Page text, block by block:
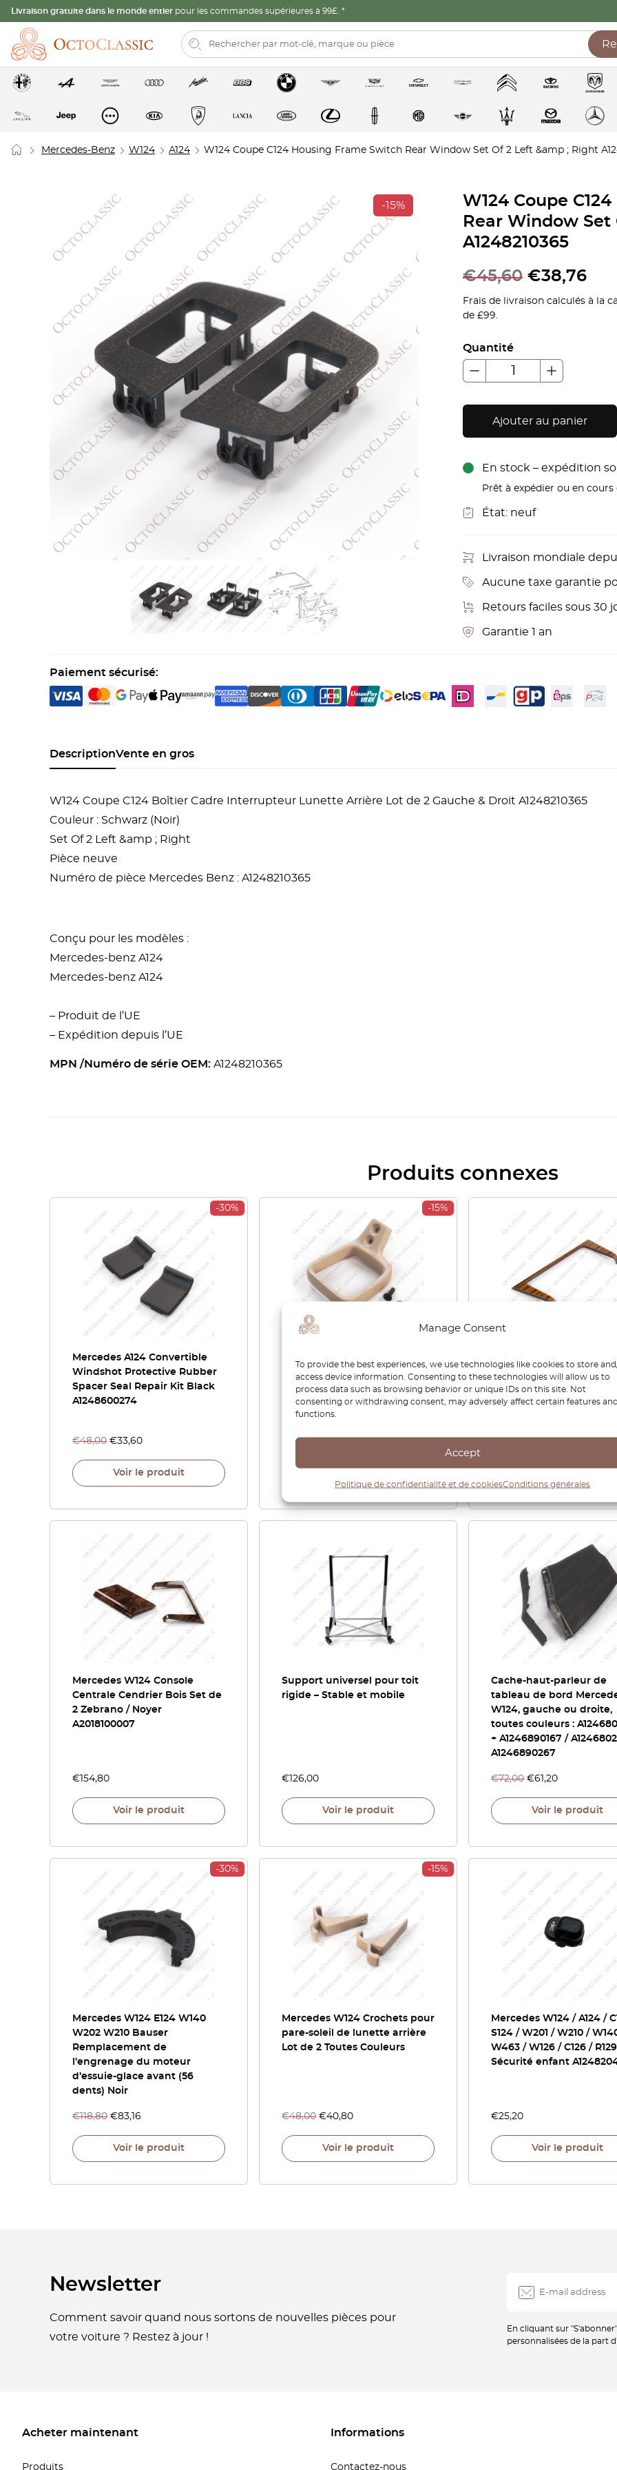
Manage Consent
To provide the best experiences, we use technologies like cookies to store
access device information. Consenting to these technologies will allow us to
process data such as browsing behavior or unique IDs on this site. Not
consenting or withdrawing consent, may adversely affect certain features
functions.
Accept
Politique de confidentialité et de cookiesConditions générales
Livraison gratuite dans le monde entier pour les commandes supérieures à 99£. *
Mercedes-Benz W124 A124 W124 Coupe C124 Housing Frame Switch Rear Window Set Of 2 Left &amp ; Right
-15%
W124 Coupe
Rear Window
A1248210365
€45,60 €38,76
Frais de livraison calculés à la
de £99.
Quantité
Ajouter au panier
En stock – expédition
Prêt à expédier ou en
État: neuf
Livraison mondiale
Aucune taxe garantie
Retours faciles sous 30
Garantie 1 an
Paiement sécurisé:
DescriptionVente en gros
W124 Coupe C124 Boîtier Cadre Interrupteur Lunette Arrière Lot de 2 Gauche & Droit A1248210365
Couleur : Schwarz (Noir)
Set Of 2 Left &amp ; Right
Pièce neuve
Numéro de pièce Mercedes Benz : A1248210365
Conçu pour les modèles :
Mercedes-benz A124
Mercedes-benz A124
– Produit de l’UE
– Expédition depuis l’UE
MPN /Numéro de série OEM: A1248210365
Produits connexes
-30%
Mercedes A124 Convertible
Windshot Protective Rubber
Spacer Seal Repair Kit Black
A1248600274
€48,00 €33,60
Voir le produit
-15%
réglage du siège avant
gauche ou droite toutes
couleurs A1249402764 /
A1249402864
63,60
Centrale Cendrier Bois
Zebrano / Noyer
Mercedes W124 Console
Centrale Cendrier Bois Set de
2 Zebrano / Noyer
A2018100007
€ 154,80
Voir le produit
Support universel pour toit
rigide – Stable et mobile
€ 126,00
Voir le produit
Cache-haut-parleur de
tableau de bord
W124, gauche ou droite,
toutes couleurs :
+ A1246890167 /
A1246890267
€72,00 €61,20
Voir le produit
-30%
Mercedes W124 E124 W140
W202 W210 Bauser
Remplacement de
l’engrenage du moteur
d’essuie-glace avant (56
dents) Noir
€118,80 €83,16
Voir le produit
-15%
Mercedes W124 Crochets pour
pare-soleil de lunette arrière
Lot de 2 Toutes Couleurs
€48,00 €40,80
Voir le produit
Mercedes W124 / A124 /
S124 / W201 / W210 /
W463 / W126 / C126 / R129
Sécurité enfant
€25,20
Voir le produit
Newsletter
Comment savoir quand nous sortons de nouvelles pièces pour
votre voiture ? Restez à jour !
En cliquant sur
personnalisées de la part
Acheter maintenant
Produits
Informations
Contactez-nous